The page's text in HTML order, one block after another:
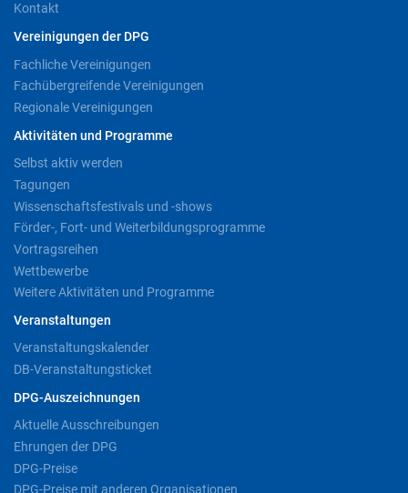
Kontakt
Vereinigungen der DPG
Fachliche Vereinigungen
Fachübergreifende Vereinigungen
Regionale Vereinigungen
Aktivitäten und Programme
Selbst aktiv werden
Tagungen
Wissenschaftsfestivals und -shows
Förder-, Fort- und Weiterbildungsprogramme
Vortragsreihen
Wettbewerbe
Weitere Aktivitäten und Programme
Veranstaltungen
Veranstaltungskalender
DB-Veranstaltungsticket
DPG-Auszeichnungen
Aktuelle Ausschreibungen
Ehrungen der DPG
DPG-Preise
DPG-Preise mit anderen Organisationen